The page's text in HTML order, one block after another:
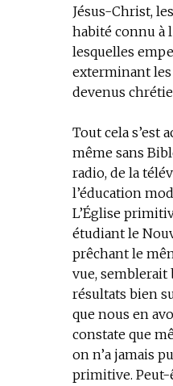
Jésus-Christ,
habité connu à
lesquelles
exterminant les
devenus
Tout cela s’est
même sans
radio, de la
l’éducation
L’Église
étudiant le
prêchant le
vue, semblerait
résultats bien
que nous en
constate que
on n’a jamais
primitive. Peut-